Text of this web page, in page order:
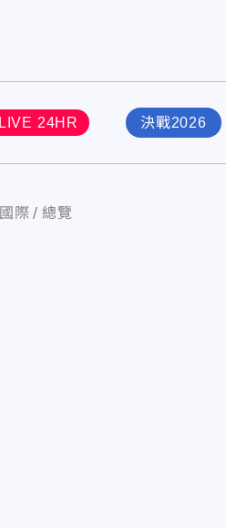
LIVE 24HR 決戰2026
國際 總覽